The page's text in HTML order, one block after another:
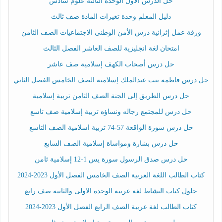
دليل المعلم وحدة تغيرات المادة صف ثالث
ورقة عمل إثرائية درس الأمن الوطني الاجتماعيات الصف الثامن
امتحان لغة انجليزية للصف العاشر الفصل الثالث
حل درس أصحاب الكهف إسلامية صف عاشر
حل درس فاطمة بنت عبدالملك إسلامية الصف الخامس الفصل الثاني
حل درس الطريق إلى الجنة الصف الثامن تربية إسلامية
حل درس للمجتمع رجاله ونساؤه تربية إسلامية صف تاسع
حل درس سورة الواقعة 57-74 تربية اسلامية الصف التاسع
حل درس بشارة ومواساة إسلامية الصف السابع
حل درس صدق الرسول سورة يس 1-12 إسلامية ثامن
كتاب الطالب اللغة العربية الصف الخامس الفصل الأول 2023-2024
حلول كتاب النشاط لغة عربية الوحدة الاولى والثانية صف رابع
كتاب الطالب لغة عربية الصف الرابع الفصل الأول 2023-2024